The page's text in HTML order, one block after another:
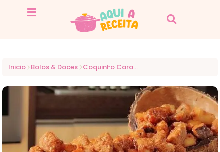
Inicio Bolos & Doces Coquinho Caramelizado Crocante